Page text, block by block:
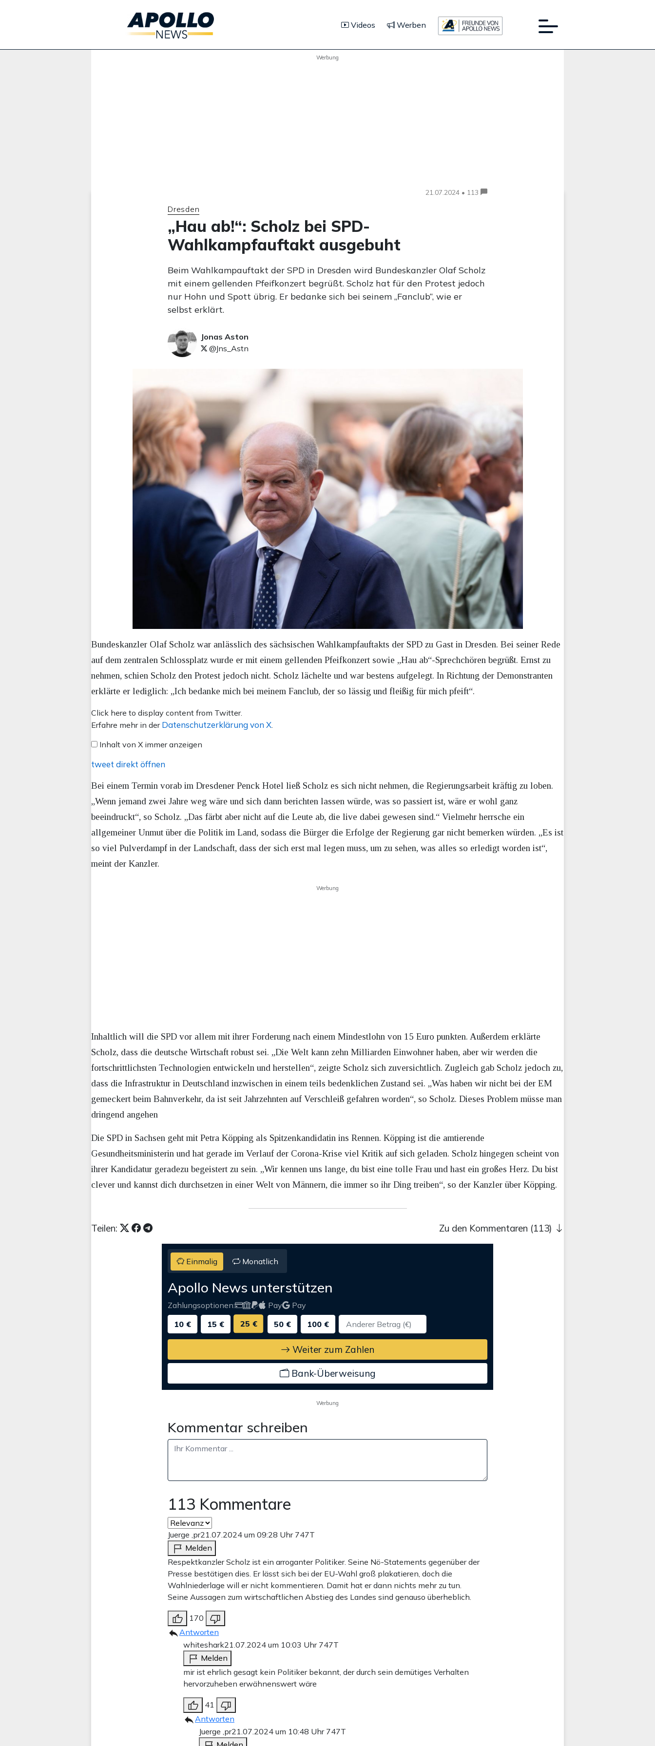
Videos Werben
Werbung
21.07.2024 • 113
Dresden
„Hau ab!“: Scholz bei SPD-
Wahlkampfauftakt ausgebuht
Beim Wahlkampauftakt der SPD in Dresden wird Bundeskanzler Olaf Scholz
mit einem gellenden Pfeifkonzert begrüßt. Scholz hat für den Protest jedoch
nur Hohn und Spott übrig. Er bedanke sich bei seinem „Fanclub“, wie er
selbst erklärt.
Jonas Aston
@Jns_Astn
Bundeskanzler Olaf Scholz war anlässlich des sächsischen Wahlkampfauftakts der SPD zu Gast in Dresden. Bei seiner Rede
auf dem zentralen Schlossplatz wurde er mit einem gellenden Pfeifkonzert sowie „Hau ab“-Sprechchören begrüßt. Ernst zu
nehmen, schien Scholz den Protest jedoch nicht. Scholz lächelte und war bestens aufgelegt. In Richtung der Demonstranten
erklärte er lediglich: „Ich bedanke mich bei meinem Fanclub, der so lässig und fleißig für mich pfeift“.
Inhalt
von
anzeigen
Click here to display content from Twitter.
Erfahre mehr in der Datenschutzerklärung von X
Inhalt von X immer anzeigen
tweet direkt öffnen
Bei einem Termin vorab im Dresdener Penck Hotel ließ Scholz es sich nicht nehmen, die Regierungsarbeit kräftig zu loben.
„Wenn jemand zwei Jahre weg wäre und sich dann berichten lassen würde, was so passiert ist, wäre er wohl ganz
beeindruckt“, so Scholz. „Das färbt aber nicht auf die Leute ab, die live dabei gewesen sind.“ Vielmehr herrsche ein
allgemeiner Unmut über die Politik im Land, sodass die Bürger die Erfolge der Regierung gar nicht bemerken würden. „Es ist
so viel Pulverdampf in der Landschaft, dass der sich erst mal legen muss, um zu sehen, was alles so erledigt worden ist“,
meint der Kanzler.
Werbung
Inhaltlich will die SPD vor allem mit ihrer Forderung nach einem Mindestlohn von 15 Euro punkten. Außerdem erklärte
Scholz, dass die deutsche Wirtschaft robust sei. „Die Welt kann zehn Milliarden Einwohner haben, aber wir werden die
fortschrittlichsten Technologien entwickeln und herstellen“, zeigte Scholz sich zuversichtlich. Zugleich gab Scholz jedoch zu,
dass die Infrastruktur in Deutschland inzwischen in einem teils bedenklichen Zustand sei. „Was haben wir nicht bei der EM
gemeckert beim Bahnverkehr, da ist seit Jahrzehnten auf Verschleiß gefahren worden“, so Scholz. Dieses Problem müsse man
dringend angehen
Die SPD in Sachsen geht mit Petra Köpping als Spitzenkandidatin ins Rennen. Köpping ist die amtierende
Gesundheitsministerin und hat gerade im Verlauf der Corona-Krise viel Kritik auf sich geladen. Scholz hingegen scheint von
ihrer Kandidatur geradezu begeistert zu sein. „Wir kennen uns lange, du bist eine tolle Frau und hast ein großes Herz. Du bist
clever und kannst dich durchsetzen in einer Welt von Männern, die immer so ihr Ding treiben“, so der Kanzler über Köpping.
Teilen: Zu den Kommentaren (113)
Einmalig Monatlich
Apollo News unterstützen
Zahlungsoptionen: Pay
Pay
10 €
15 € 25 € 50 € 100 €
Weiter zum Zahlen
Bank-Überweisung
Werbung
Kommentar schreiben
113 Kommentare
Juerge ,pr21.07.2024 um 09:28 Uhr 747T
Melden
Respektkanzler Scholz ist ein arroganter Politiker. Seine Nö-Statements gegenüber der
Presse bestätigen dies. Er lässt sich bei der EU-Wahl groß plakatieren, doch die
Wahlniederlage will er nicht kommentieren. Damit hat er dann nichts mehr zu tun.
Seine Aussagen zum wirtschaftlichen Abstieg des Landes sind genauso überheblich.
170
Antworten
whiteshark21.07.2024 um 10:03 Uhr 747T
Melden
mir ist ehrlich gesagt kein Politiker bekannt, der durch sein demütiges Verhalten
hervorzuheben erwähnenswert wäre
41
Antworten
Juerge ,pr21.07.2024 um 10:48 Uhr 747T